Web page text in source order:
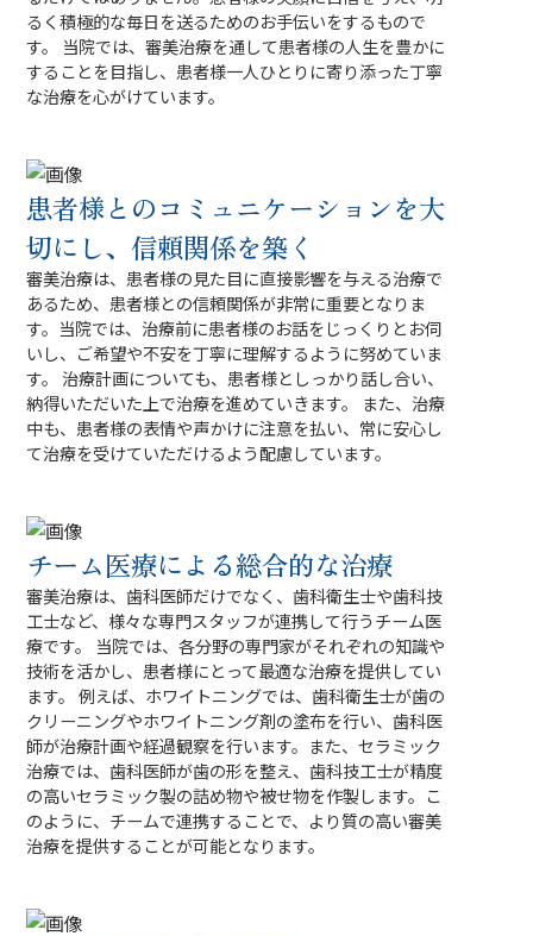
るく積極的な毎日を送るためのお手伝いをするもので
す。 当院では、審美治療を通して患者様の人生を豊かに
することを目指し、患者様一人ひとりに寄り添った丁寧
な治療を心がけています。
患者様とのコミュニケーションを大
切にし、信頼関係を築く
審美治療は、患者様の見た目に直接影響を与える治療で
あるため、患者様との信頼関係が非常に重要となりま
す。当院では、治療前に患者様のお話をじっくりとお伺
いし、ご希望や不安を丁寧に理解するように努めていま
す。 治療計画についても、患者様としっかり話し合い、
納得いただいた上で治療を進めていきます。 また、治療
中も、患者様の表情や声かけに注意を払い、常に安心し
て治療を受けていただけるよう配慮しています。
チーム医療による総合的な治療
審美治療は、歯科医師だけでなく、歯科衛生士や歯科技
工士など、様々な専門スタッフが連携して行うチーム医
療です。 当院では、各分野の専門家がそれぞれの知識や
技術を活かし、患者様にとって最適な治療を提供してい
ます。 例えば、ホワイトニングでは、歯科衛生士が歯の
クリーニングやホワイトニング剤の塗布を行い、歯科医
師が治療計画や経過観察を行います。また、セラミック
治療では、歯科医師が歯の形を整え、歯科技工士が精度
の高いセラミック製の詰め物や被せ物を作製します。こ
のように、チームで連携することで、より質の高い審美
治療を提供することが可能となります。